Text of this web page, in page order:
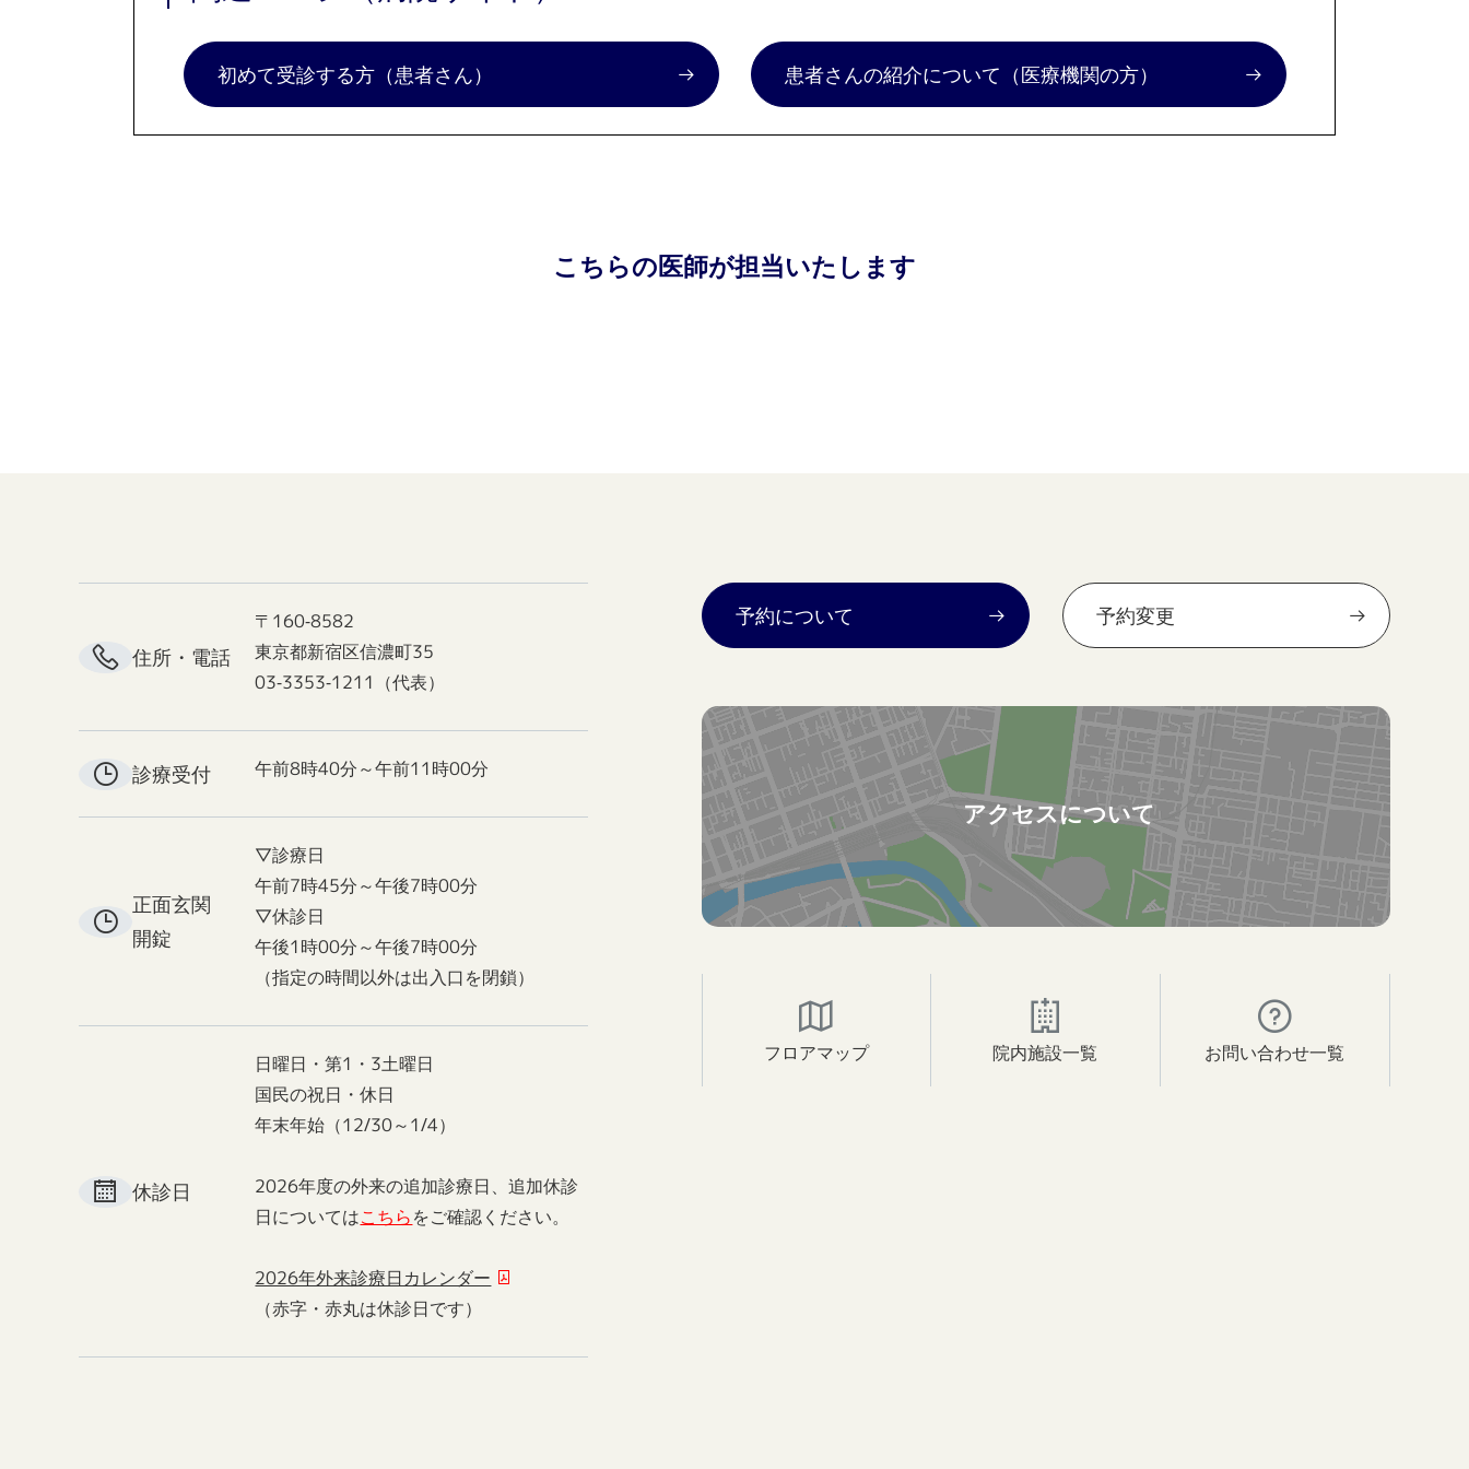
初めて受診する方（患者さん） 患者さんの紹介について （医療機関の方）
こちらの医師が担当いたします
住所・電話
〒160-8582
東京都新宿区信濃町35
03-3353-1211（代表）
診療受付 午前8時40分～午前11時00分
正面玄関
開錠
▽診療日
午前7時45分～午後7時00分
▽休診日
午後1時00分～午後7時00分
（指定の時間以外は出入口を閉鎖）
休診日
日曜日・第1・3土曜日
国民の祝日・休日
年末年始（12/30～1/4）
2026年度の外来の追加診療日、追加休診
日についてはこちらをご確認ください。
2026年外来診療日カレンダー
（赤字・赤丸は休診日です）
予約について 予約変更
アクセスについて
フロアマップ 院内施設一覧 お問い合わせ一覧